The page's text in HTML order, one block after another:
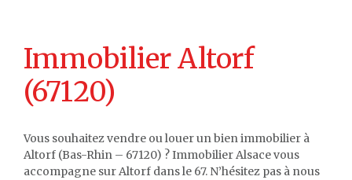
Immobilier Altorf
(67120)
Vous souhaitez vendre ou louer un bien immobilier à
Altorf (Bas-Rhin – 67120) ? Immobilier Alsace vous
accompagne sur Altorf dans le 67. N’hésitez pas à nous